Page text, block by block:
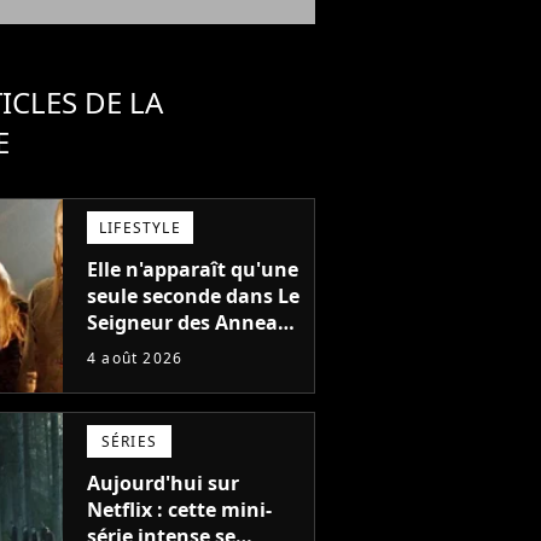
DE LA
LIFESTYLE
Elle n'apparaît qu'une
seule seconde dans Le
Seigneur des Anneaux
: avez-vous reconnu
cinéma dans la saga ?
4 août 2026
SÉRIES
Aujourd'hui sur
Netflix : cette mini-